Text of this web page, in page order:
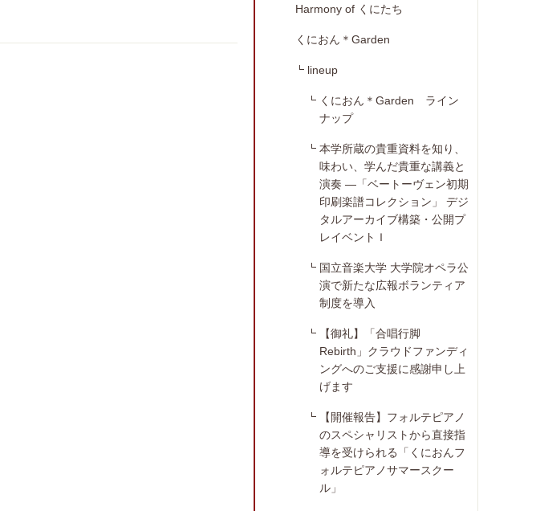
Harmony of くにたち
くにおん＊Garden
lineup
くにおん＊Garden ライン
ナップ
本学所蔵の貴重資料を知り、
味わい、学んだ貴重な講義と
演奏 ―「ベートーヴェン初期
印刷楽譜コレクション」 デジ
タルアーカイブ構築・公開プ
レイベントＩ
国立音楽大学 大学院オペラ公
演で新たな広報ボランティア
制度を導入
【御礼】「合唱行脚
Rebirth」クラウドファンディ
ングへのご支援に感謝申し上
げます
【開催報告】フォルテピアノ
のスペシャリストから直接指
導を受けられる「くにおんフ
ォルテピアノサマースクー
ル」